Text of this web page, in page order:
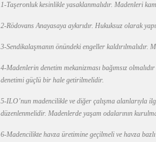
1-Taşeronluk kesinlikle yasaklanmalıdır. Madenleri
2-Rödovans Anayasaya aykırıdır. Hukuksuz olarak
3-Sendikalaşmanın önündeki engeller kaldırılmalıdır.
4-Madenlerin denetim mekanizması bağımsız
denetimi güçlü bir hale getirilmelidir.
5-ILO’nun madencilikle ve diğer çalışma alanlarıyla
düzenlenmelidir. Madenlerde yaşam odalarının
6-Madencilikte havza üretimine geçilmeli ve havza